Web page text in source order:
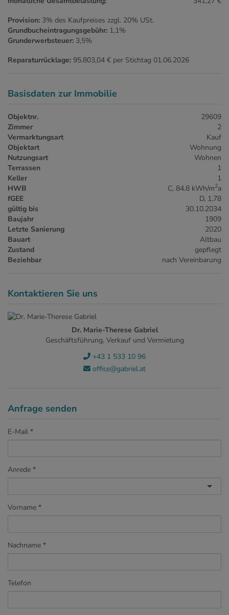
Provision: 3% des Kaufpreises zzgl. 20% USt.
Grundbucheintragungsgebühr: 1,1%
Grunderwerbsteuer: 3,5%
Reparaturrücklage: 95.803,04 € per Stichtag 01.06.2026
Basisdaten zur Immobilie
Objektnr.
29609
Zimmer
2
Vermarktungsart
Kauf
Objektart
Wohnung
Nutzungsart
Wohnen
Terrassen
1
Keller
1
HWB
C, 84.8 kWh/m2a
fGEE
D, 1,78
gültig bis
30.10.2034
Baujahr
1909
Letzte Sanierung
2020
Bauart
Altbau
Zustand
gepflegt
Beziehbar
nach Vereinbarung
Kontaktieren Sie uns
Dr. Marie-Therese Gabriel
Geschäftsführung, Verkauf und Vermietung
+43 1 533 10 96
office@gabriel.at
Anfrage senden
E-Mail
Anrede
Vorname
Nachname
Telefon